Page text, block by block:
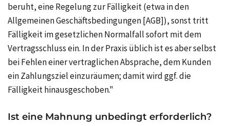
beruht, eine Regelung zur Fälligkeit (etwa in den
Allgemeinen Geschäftsbedingungen [AGB]), sonst tritt
Fälligkeit im gesetzlichen Normalfall sofort mit dem
Vertragsschluss ein. In der Praxis üblich ist es aber selbst
bei Fehlen einer vertraglichen Absprache, dem Kunden
ein Zahlungsziel einzuräumen; damit wird ggf. die
Fälligkeit hinausgeschoben."
Ist eine Mahnung unbedingt erforderlich?